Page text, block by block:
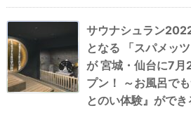
サウナシュラン
となる 「スパメッ
が 宮城・仙台に7
プン！ ～お風呂で
とのい体験』ができ